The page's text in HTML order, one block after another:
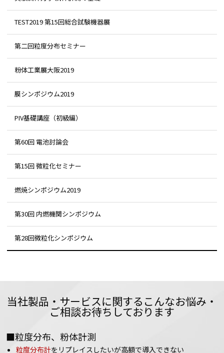
TEST2019 第15回総合試験機器展
第二回粒度分布セミナー
粉体工業展大阪2019
膜シンポジウム2019
PIV基礎講座（初級編）
第60回 電池討論会
第15回 微粒化セミナー
燃焼シンポジウム2019
第30回 内燃機関シンポジウム
第28回微粒化シンポジウム
当社製品・サービスに関するこんなお悩み・
ご相談お待ちしております
■粒度分布、粉体計測
粒度分布計をリプレイスしたいが高額で導入できない